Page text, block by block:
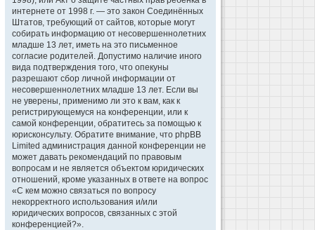
интернете от 1998 г. — это закон Соединённых
Штатов, требующий от сайтов, которые могут
собирать информацию от несовершеннолетних
младше 13 лет, иметь на это письменное
согласие родителей. Допустимо наличие иного
вида подтверждения того, что опекуны
разрешают сбор личной информации от
несовершеннолетних младше 13 лет. Если вы
не уверены, применимо ли это к вам, как к
регистрирующемуся на конференции, или к
самой конференции, обратитесь за помощью к
юрисконсульту. Обратите внимание, что phpBB
Limited администрация данной конференции не
может давать рекомендаций по правовым
вопросам и не является объектом юридических
отношений, кроме указанных в ответе на вопрос
«С кем можно связаться по вопросу
некорректного использования и/или
юридических вопросов, связанных с этой
конференцией?».